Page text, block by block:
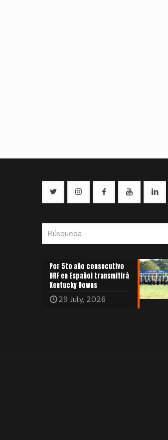
Por 5to año consecutivo
DRF en Español transmitirá
Kentucky Downs
29 July, 2026